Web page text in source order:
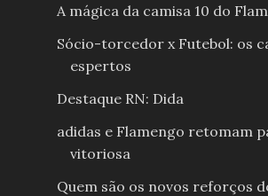
A mágica da camisa 10 do
Sócio-torcedor x Futebol: os
espertos
Destaque RN: Dida
adidas e Flamengo retomam
vitoriosa
Quem são os novos reforços